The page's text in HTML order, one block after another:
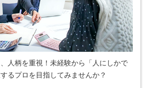
人柄を重視！未経験から「人にしかで
るプロを目指してみませんか？